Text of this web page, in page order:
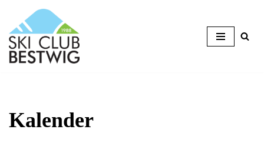
Zum
Inhalt
springen
Kalender